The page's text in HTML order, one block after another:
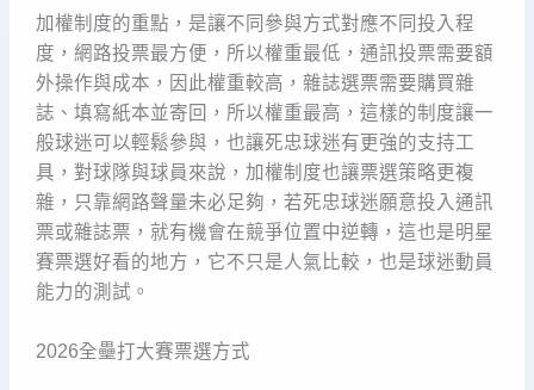
加權制度的重點，是讓不同參與方式對應不同投入程
度，網路投票最方便，所以權重最低，通訊投票需要額
外操作與成本，因此權重較高，雜誌選票需要購買雜
誌、填寫紙本並寄回，所以權重最高，這樣的制度讓一
般球迷可以輕鬆參與，也讓死忠球迷有更強的支持工
具，對球隊與球員來說，加權制度也讓票選策略更複
雜，只靠網路聲量未必足夠，若死忠球迷願意投入通訊
票或雜誌票，就有機會在競爭位置中逆轉，這也是明星
賽票選好看的地方，它不只是人氣比較，也是球迷動員
能力的測試。
2026全壘打大賽票選方式